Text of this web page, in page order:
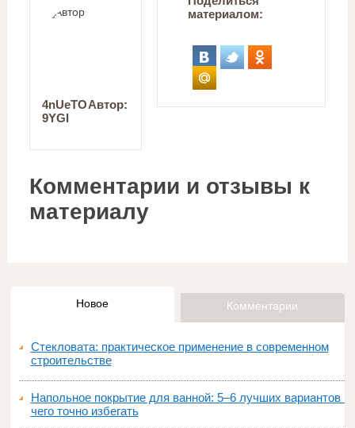
Автор:
4nUeTO
9YGI
материалом:
Комментарии и отзывы к
материалу
Новое Комментарии
Стекловата: практическое применение в современном
строительстве
Напольное покрытие для ванной: 5–6 лучших вариантов и
чего точно избегать